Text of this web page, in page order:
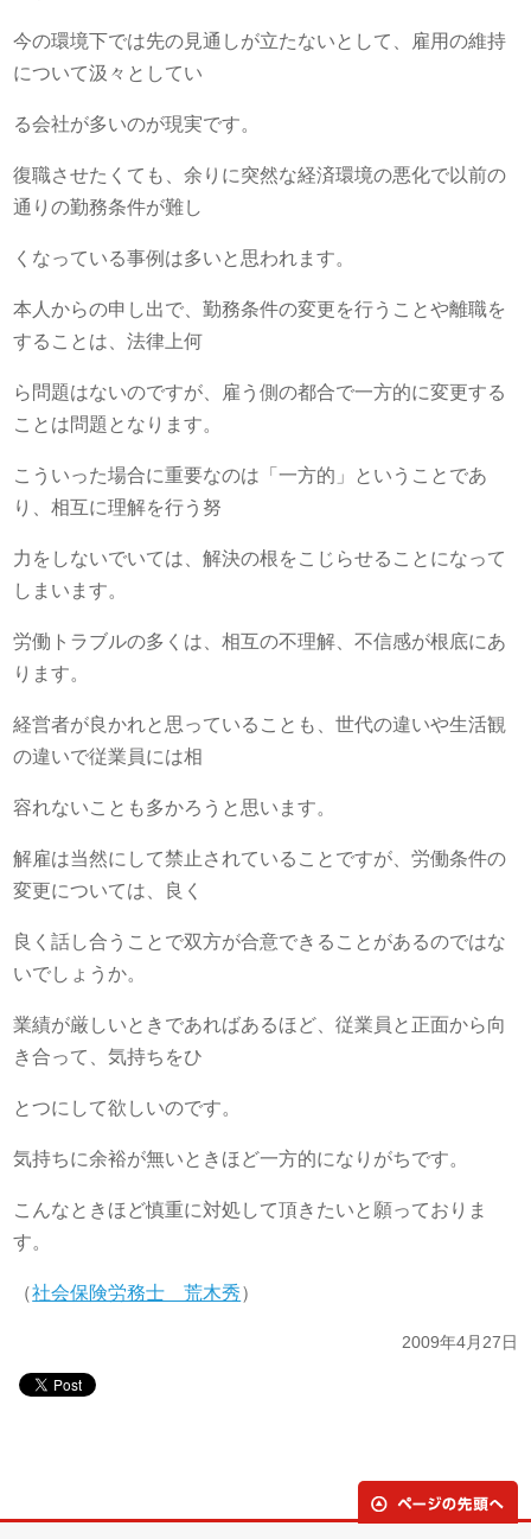
今の環境下では先の見通しが立たないとして、雇用の維持
について汲々としてい
る会社が多いのが現実です。
復職させたくても、余りに突然な経済環境の悪化で以前の
通りの勤務条件が難し
くなっている事例は多いと思われます。
本人からの申し出で、勤務条件の変更を行うことや離職を
することは、法律上何
ら問題はないのですが、雇う側の都合で一方的に変更する
ことは問題となります。
こういった場合に重要なのは「一方的」ということであ
り、相互に理解を行う努
力をしないでいては、解決の根をこじらせることになって
しまいます。
労働トラブルの多くは、相互の不理解、不信感が根底にあ
ります。
経営者が良かれと思っていることも、世代の違いや生活観
の違いで従業員には相
容れないことも多かろうと思います。
解雇は当然にして禁止されていることですが、労働条件の
変更については、良く
良く話し合うことで双方が合意できることがあるのではな
いでしょうか。
業績が厳しいときであればあるほど、従業員と正面から向
き合って、気持ちをひ
とつにして欲しいのです。
気持ちに余裕が無いときほど一方的になりがちです。
こんなときほど慎重に対処して頂きたいと願っておりま
す。
（社会保険労務士 荒木秀）
2009年4月27日